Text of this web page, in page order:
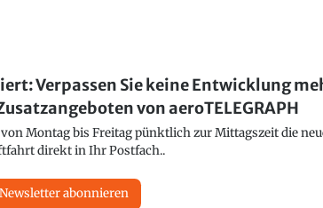
Verpassen Sie keine Entwicklung
von aeroTELEGRAPH
Montag bis Freitag pünktlich zur Mittagszeit die
direkt in Ihr Postfach..
Newsletter abonnieren